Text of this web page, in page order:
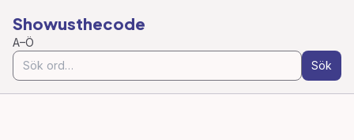
Showusthecode
A–Ö
Sök